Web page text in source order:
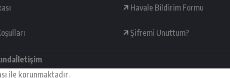
Havale Bildirim Formu
Şifremi Unuttum?
İletişim
ile korunmaktadır.